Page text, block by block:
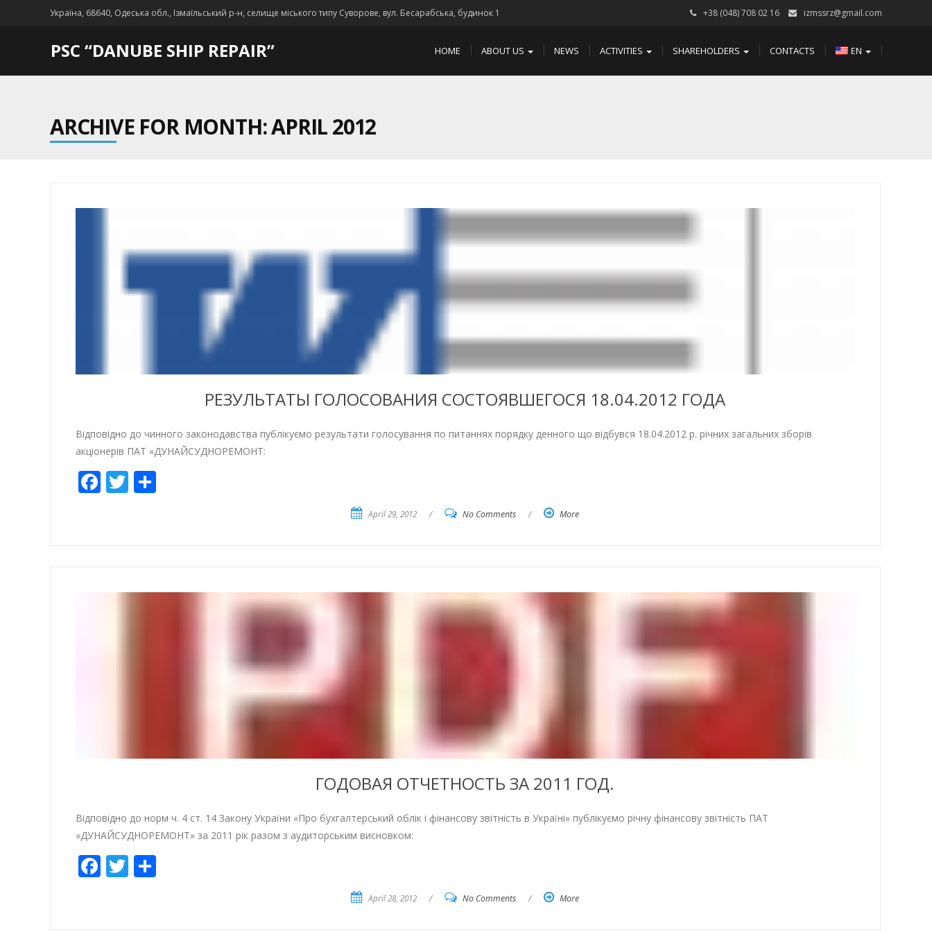
Україна, 68640, Одеська обл., Ізмаїльський р-н, селище міського типу Суворове, вул. Бесарабська, будинок 1 +38 (048) 708 02 16 izmssrz@gmail.com
PSC “DANUBE SHIP REPAIR” HOME ABOUT US NEWS ACTIVITIES SHAREHOLDERS CONTACTS EN
ARCHIVE FOR MONTH: APRIL 2012
РЕЗУЛЬТАТЫ ГОЛОСОВАНИЯ СОСТОЯВШЕГОСЯ 18.04.2012 ГОДА
Відповідно до чинного законодавства публікуємо результати голосування по питаннях порядку денного що відбувся 18.04.2012 р. річних загальних зборів
акціонерів ПАТ «ДУНАЙСУДНОРЕМОНТ:
Facebook
Twitter
Share
April 29, 2012 / No Comments / More
ГОДОВАЯ ОТЧЕТНОСТЬ ЗА 2011 ГОД.
Відповідно до норм ч. 4 ст. 14 Закону України «Про бухгалтерський облік і фінансову звітність в Україні» публікуємо річну фінансову звітність ПАТ
«ДУНАЙСУДНОРЕМОНТ» за 2011 рік разом з аудиторським висновком:
Facebook
Twitter
Share
April 28, 2012 / No Comments / More